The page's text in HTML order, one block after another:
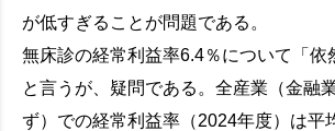
が低すぎることが問題である。
無床診の経常利益率6.4％について「依
と言うが、疑問である。全産業（金融
ず）での経常利益率（2024年度）は平